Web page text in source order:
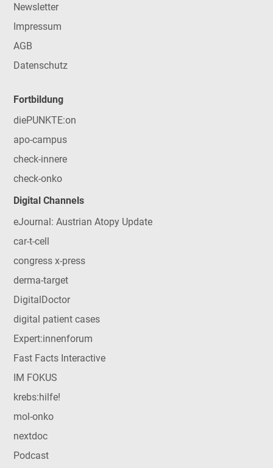
Newsletter
Impressum
AGB
Datenschutz
Fortbildung
diePUNKTE:on
apo-campus
check-innere
check-onko
Digital Channels
eJournal: Austrian Atopy Update
car-t-cell
congress x-press
derma-target
DigitalDoctor
digital patient cases
Expert:innenforum
Fast Facts Interactive
IM FOKUS
krebs:hilfe!
mol-onko
nextdoc
Podcast